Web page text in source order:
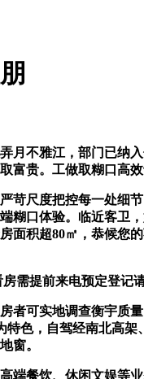
不雅江，部门已纳
富贵。工做取糊口高
尺度把控每一处细
糊口体验。临近客
面积超80㎡，恭候您
提前来电预定登记
可实地调查衡宇质
色，自驾经南北高
窗。
餐饮、休闲文娱等